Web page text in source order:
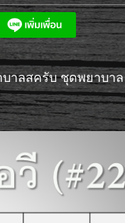
บาลสครับ ชุดพยาบ